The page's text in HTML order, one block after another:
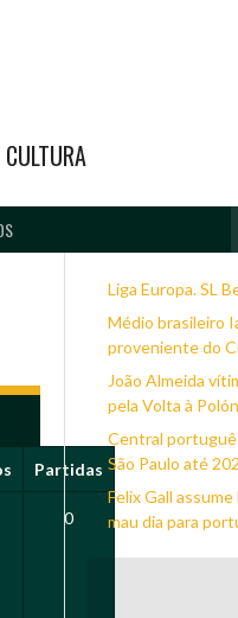
Partidas
0
Liga Europa. SL
Médio brasileiro
proveniente do
João Almeida
pela Volta à
Central
São Paulo até
Felix Gall
mau dia para